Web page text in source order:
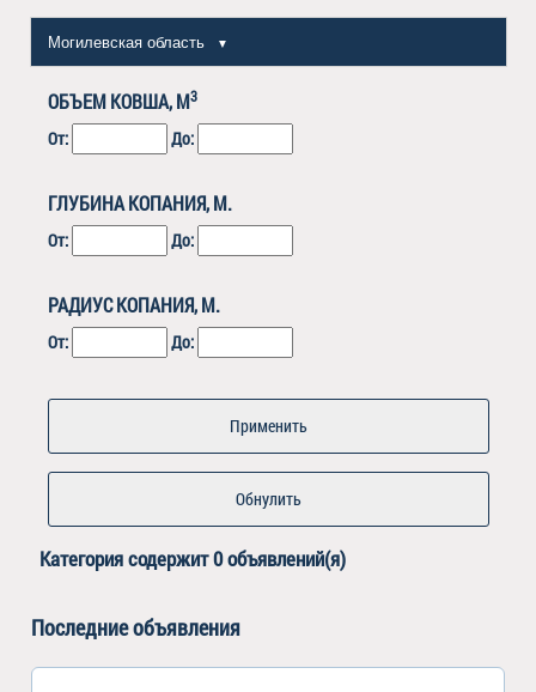
Могилевская область ▼
ОБЪЕМ КОВША, М3
От: До:
ГЛУБИНА КОПАНИЯ, М.
От: До:
РАДИУС КОПАНИЯ, М.
От: До:
Обнулить
Категориясодержит 0 объявлений(я)
Последние объявления